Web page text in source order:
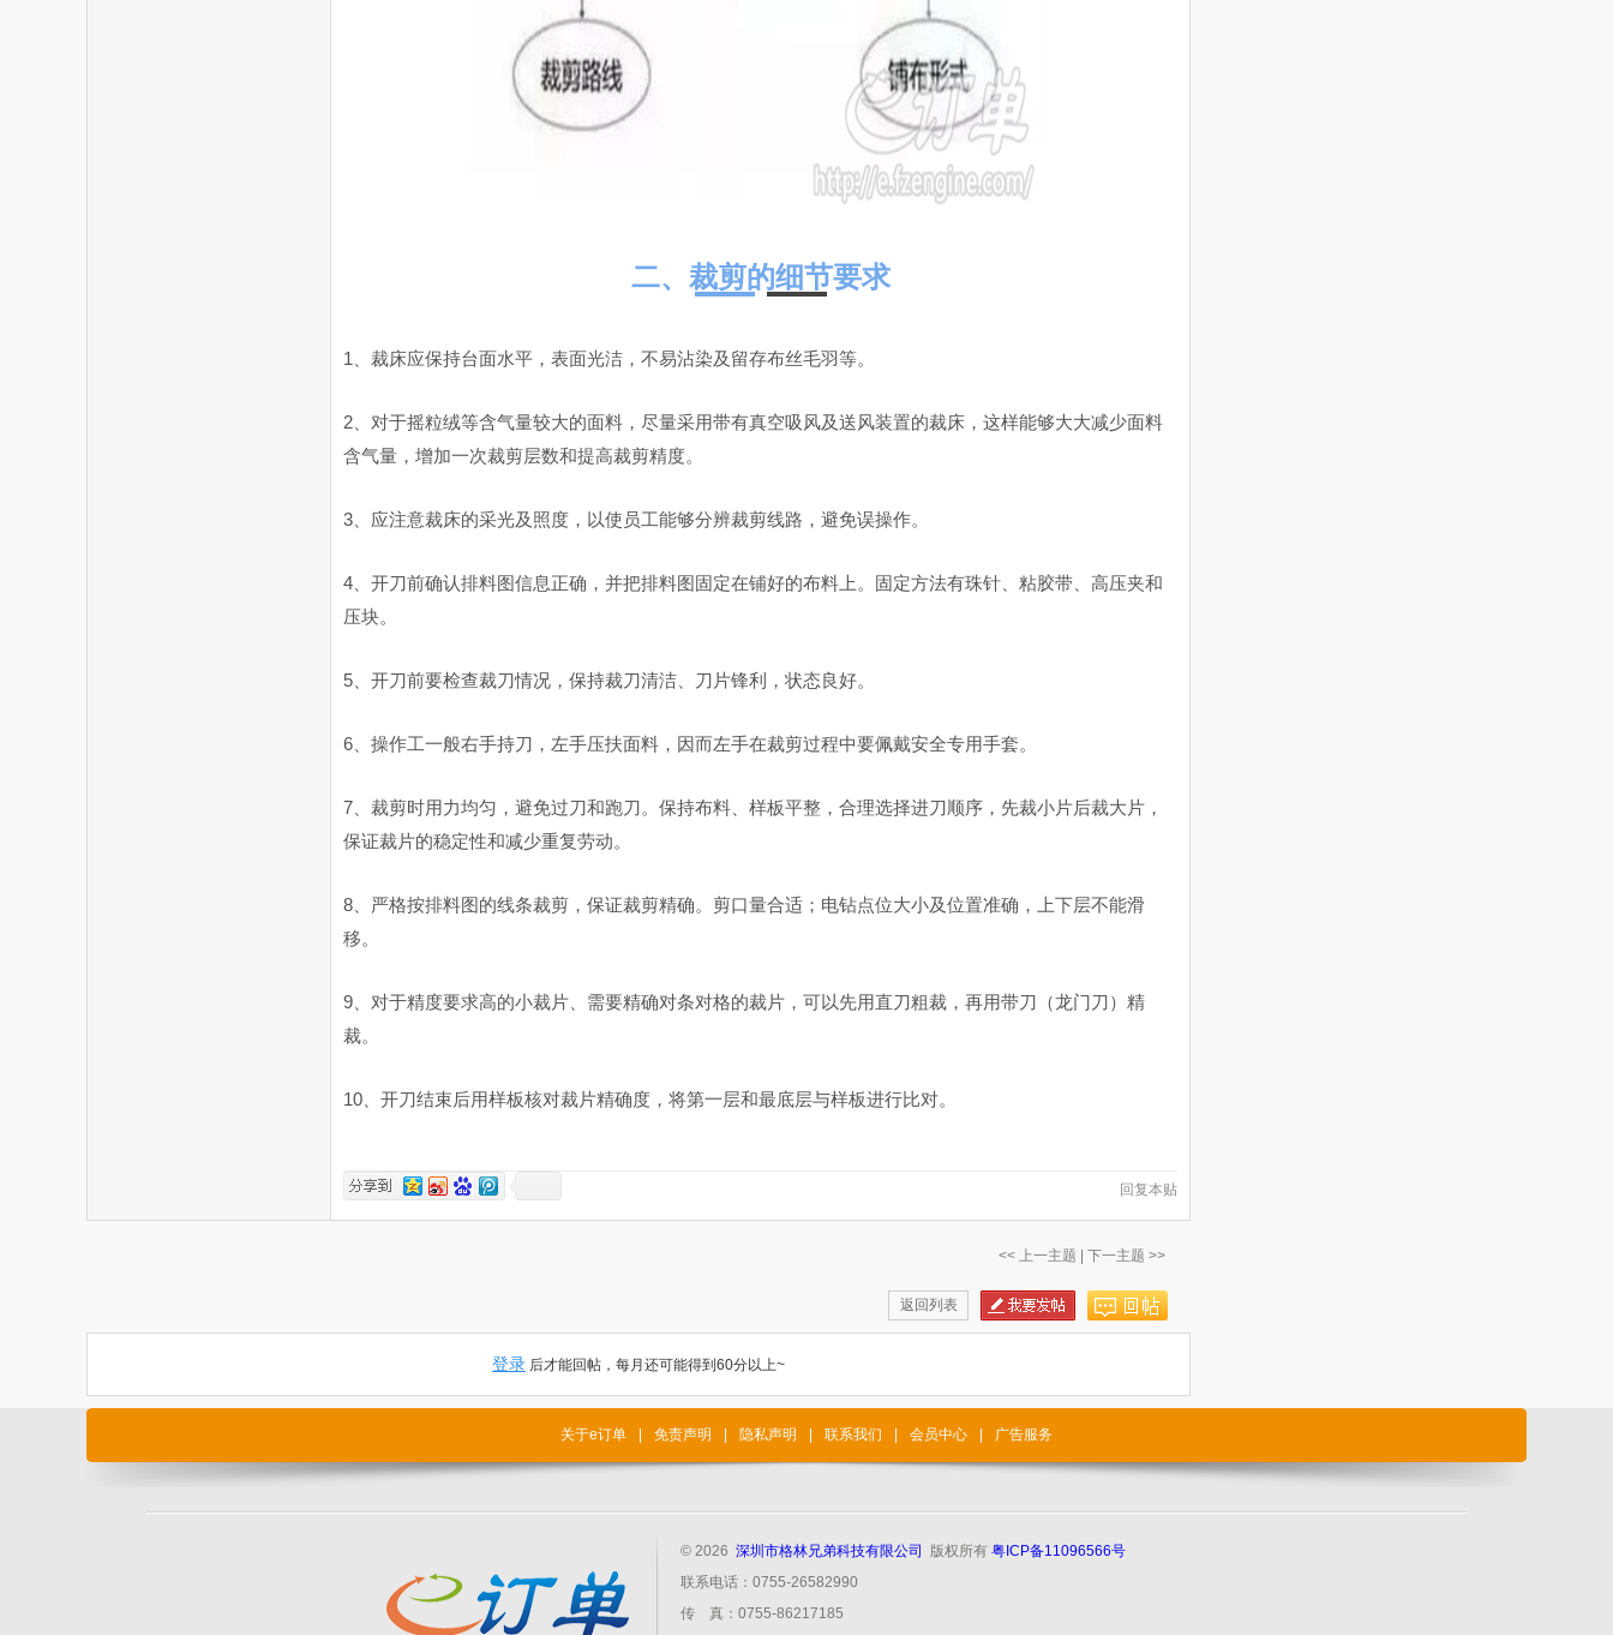
二、裁剪的细节要求
1、裁床应保持台面水平，表面光洁，不易沾染及留存布丝毛羽等。
2、对于摇粒绒等含气量较大的面料，尽量采用带有真空吸风及送风装置的裁床，这样能够大大减少面料
含气量，增加一次裁剪层数和提高裁剪精度。
3、应注意裁床的采光及照度，以使员工能够分辨裁剪线路，避免误操作。
4、开刀前确认排料图信息正确，并把排料图固定在铺好的布料上。固定方法有珠针、粘胶带、高压夹和
压块。
5、开刀前要检查裁刀情况，保持裁刀清洁、刀片锋利，状态良好。
6、操作工一般右手持刀，左手压扶面料，因而左手在裁剪过程中要佩戴安全专用手套。
7、裁剪时用力均匀，避免过刀和跑刀。保持布料、样板平整，合理选择进刀顺序，先裁小片后裁大片，
保证裁片的稳定性和减少重复劳动。
8、严格按排料图的线条裁剪，保证裁剪精确。剪口量合适；电钻点位大小及位置准确，上下层不能滑
移。
9、对于精度要求高的小裁片、需要精确对条对格的裁片，可以先用直刀粗裁，再用带刀（龙门刀）精
裁。
10、开刀结束后用样板核对裁片精确度，将第一层和最底层与样板进行比对。
回复本贴
<< 上一主题 下一主题 >>
返回列表
登录 后才能回帖，每月还可能得到60分以上~
关于e订单 免责声明 隐私声明 联系我们 会员中心 广告服务
© 2026 深圳市格林兄弟科技有限公司 版权所有 粤ICP备11096566号
联系电话：0755-26582990
传 真：0755-86217185